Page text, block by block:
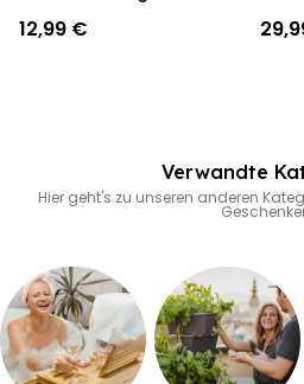
12,99 €
Verwandte
Hier geht's zu unseren anderen